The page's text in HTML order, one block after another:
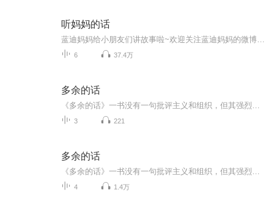
听妈妈的话
6 37.4万
多余的话
3 221
多余的话
4 1.4万